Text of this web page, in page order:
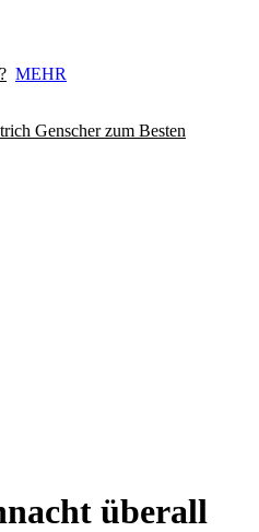
MEHR
Genscher zum Besten
überall